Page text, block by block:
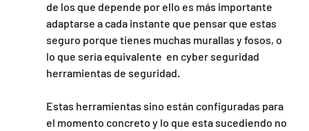
de los que depende por ello es más importante
adaptarse a cada instante que pensar que estas
seguro porque tienes muchas murallas y fosos, o
lo que sería equivalente  en cyber seguridad
herramientas de seguridad.
Estas herramientas sino están configuradas para
el momento concreto y lo que esta sucediendo no